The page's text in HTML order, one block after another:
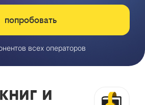
попробовать
всех операторов
и